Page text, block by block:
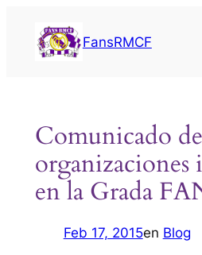
contenido
FansRMCF
Comunicado
organizaciones
en la Grada
Feb 17, 2015en Blog